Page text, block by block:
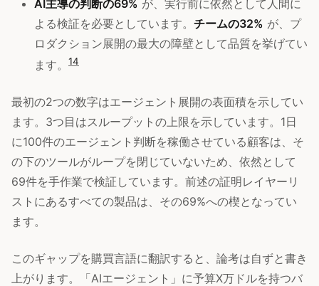
AI主導の判断の69% が、実行前に依然として人間に
よる検証を必要としています。 チームの32% が、プ
ロダクション展開の最大の障壁として品質を挙げてい
ます。
14
最初の2つの数字はエージェント展開の表面積を示してい
ます。3つ目はスループットの上限を示しています。1日
に100件のエージェント判断を稼働させている顧客は、そ
の下のツールがループを閉じていないため、依然として
69件を手作業で検証しています。前述の証明レイヤーリ
ストにあるすべての製品は、その69%への楔となってい
ます。
このギャップを購買言語に翻訳すると、論考は自ずと書き
上がります。「AIエージェント」に予算X万ドルを持つバ